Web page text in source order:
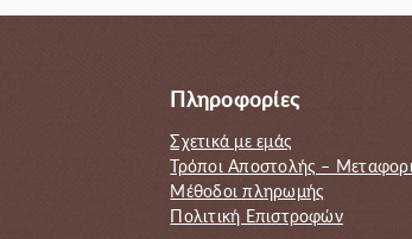
Πληροφορίες
Σχετικά με εμάς
Τρόποι Αποστολής –
Μέθοδοι πληρωμής
Πολιτική Επιστροφών